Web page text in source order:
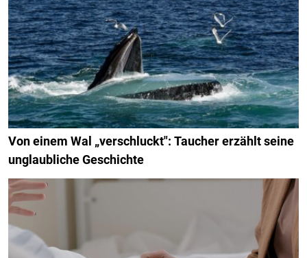
Von einem Wal „verschluckt": Taucher erzählt seine
unglaubliche Geschichte